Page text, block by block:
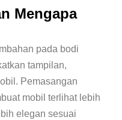
Mengapa
pada bodi
tampilan,
Pemasangan
mobil terlihat lebih
elegan sesuai